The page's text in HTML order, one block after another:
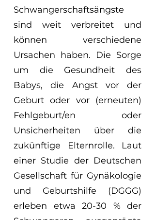
Schwangerschaftsängste
sind weit verbreitet und
können verschiedene
Ursachen haben. Die Sorge
um die Gesundheit des
Babys, die Angst vor der
Geburt oder vor (erneuten)
Fehlgeburt/en oder
Unsicherheiten über die
zukünftige Elternrolle. Laut
einer Studie der Deutschen
Gesellschaft für Gynäkologie
und Geburtshilfe (DGGG)
erleben etwa 20-30 % der